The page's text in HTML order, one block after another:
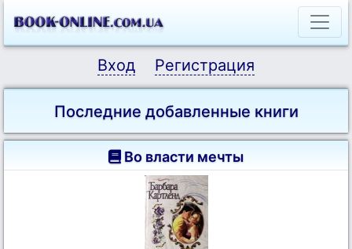
Вход Регистрация
Последние добавленные книги
Во власти мечты